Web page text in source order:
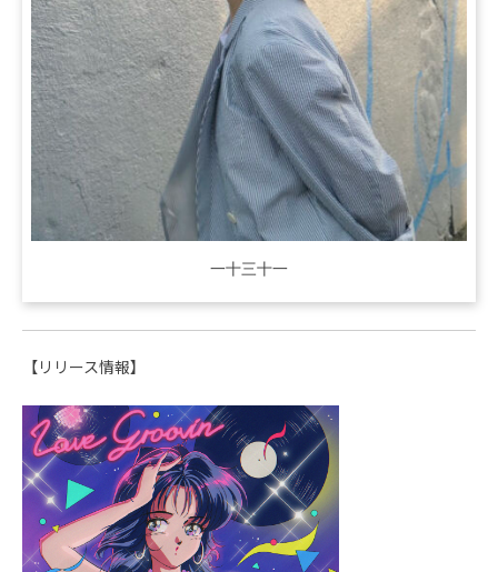
一十三十一
【リリース情報】